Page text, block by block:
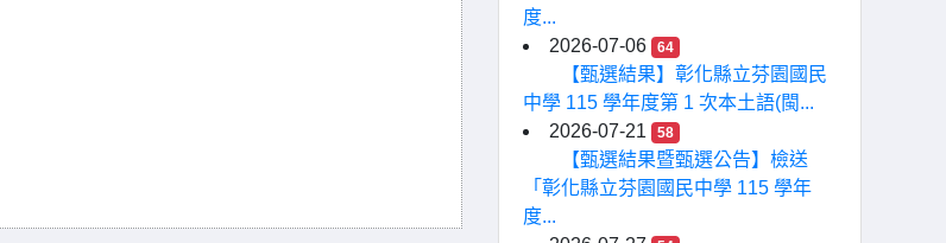
度...
2026-07-06
64
【甄選結果】彰化縣立芬園國民
中學 115 學年度第 1 次本土語(閩...
2026-07-21
58
【甄選結果暨甄選公告】檢送
「彰化縣立芬園國民中學 115 學年
度...